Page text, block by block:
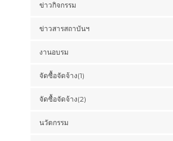
ข่าวกิจกรรม
ข่าวสารสถาบันฯ
งานอบรม
จัดซื้อจัดจ้าง(1)
จัดซื้อจัดจ้าง(2)
นวัตกรรม